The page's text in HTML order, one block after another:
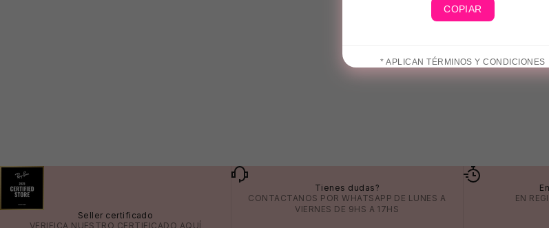
COPIAR
* APLICAN TÉRMINOS Y CONDICIONES
Seller certificado
VERIFICA NUESTRO CERTIFICADO AQUÍ
Tienes dudas?
CONTACTANOS PORWHATSAPP DE LUNES A
VIERNES DE 9HS A 17HS
EN